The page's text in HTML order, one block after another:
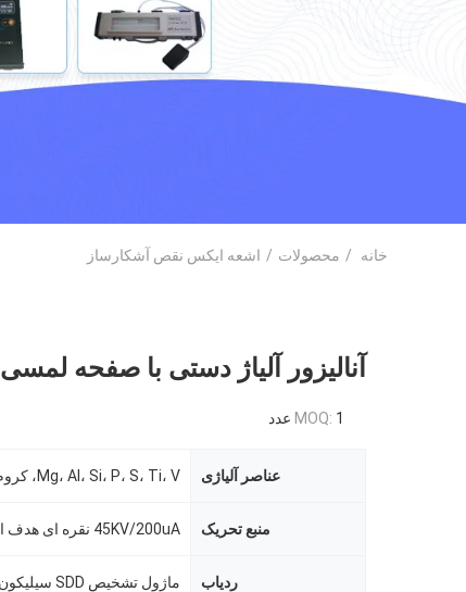
خانه / محصولات / اشعه ایکس نقص آشکارساز
آنالیزور آلیاژ دستی با صفحه لمسی
MOQ: 1 عدد
عناصر آلیاژی
منبع تحریک
ردیاب ماژول تشخیص SDD سیلیکون با کارایی بالا